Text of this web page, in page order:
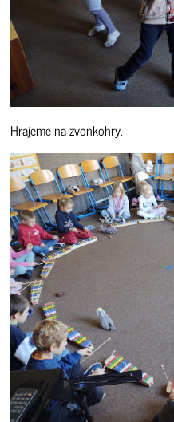
Hrajeme na zvonkohry.